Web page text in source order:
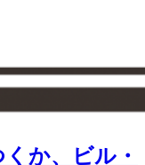
か、ビル・